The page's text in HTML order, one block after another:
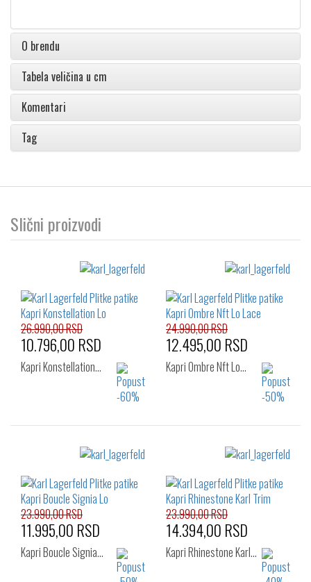
O brendu
Tabela veličina u cm
Komentari
Tag
Slični proizvodi
Izaberi željeni broj:
40
26.990,00 RSD
10.796,00 RSD
Kapri Konstellation…
Izaberi željeni broj:
39
40 41
24.990,00 RSD
12.495,00 RSD
Kapri Ombre Nft Lo…
23.990,00 RSD
11.995,00 RSD
Kapri Boucle Signia…
23.990,00 RSD
14.394,00 RSD
Kapri Rhinestone Karl…